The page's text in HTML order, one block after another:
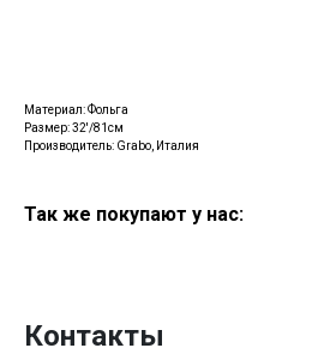
Материал: Фольга
Размер: 32'/81см
Производитель: Grabo, Италия
Так же покупают у нас:
Контакты